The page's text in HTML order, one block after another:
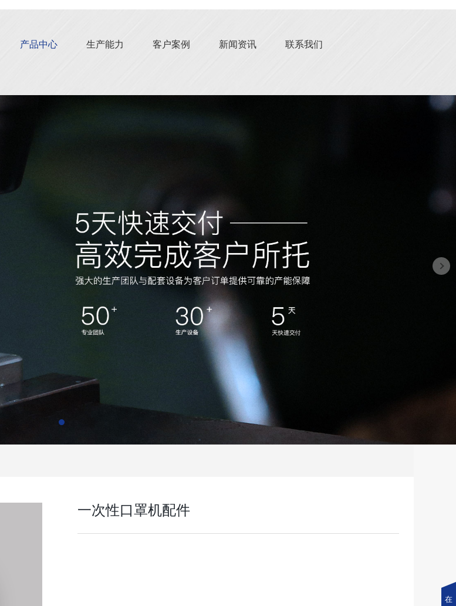
产品中心 生产能力 客户案例 新闻资讯 联系我们
一次性口罩机配件
在